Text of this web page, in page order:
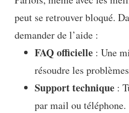
peut se retrouver bloqué.
demander de l’aide :
FAQ officielle : Une
résoudre les
Support technique :
par mail ou téléphone.